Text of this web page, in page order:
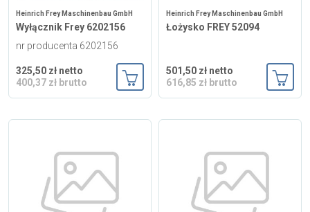
Heinrich Frey Maschinenbau GmbH
Wyłącznik Frey 6202156
nr producenta 6202156
325,50 zł netto
400,37 zł brutto
Dodaj do koszyka
Heinrich Frey Maschinenbau GmbH
Łożysko FREY 52094
501,50 zł netto
616,85 zł brutto